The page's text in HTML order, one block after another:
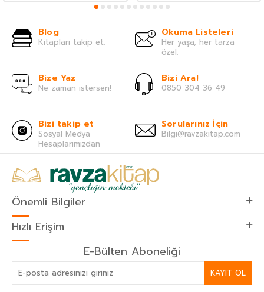
Blog
Kitapları takip et.
Okuma Listeleri
Her yaşa, her tarza
özel.
Bize Yaz
Ne zaman istersen!
Bizi Ara!
0850 304 36 49
Bizi takip et
Sosyal Medya
Hesaplarımızdan
Sorularınız İçin
Bilgi@ravzakitap.com
Önemli Bilgiler
Hızlı Erişim
E-Bülten Aboneliği
KAYIT OL